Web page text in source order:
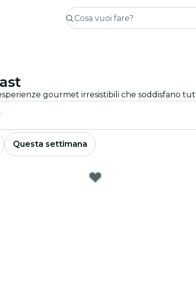
gourmet irresistibili che soddisfano
Questa settimana